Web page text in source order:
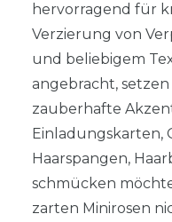
hervorragend für
Verzierung von
und beliebigem
angebracht,
zauberhafte
Einladungskarten,
Haarspangen,
schmücken
zarten Minirosen